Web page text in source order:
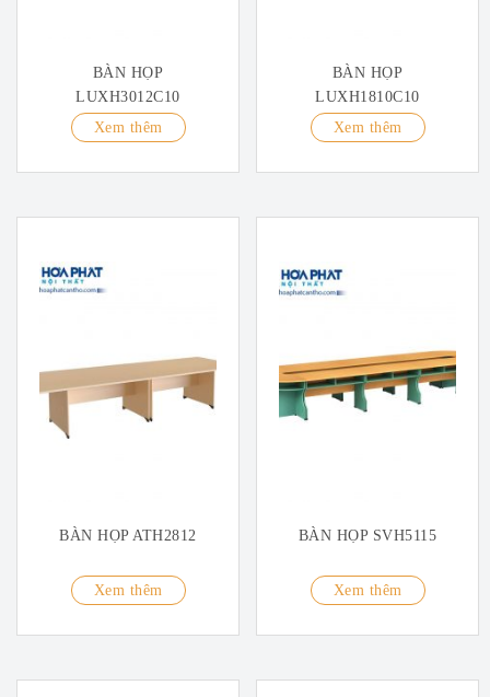
BÀN HỌP
LUXH3012C10
Xem thêm
BÀN HỌP
LUXH1810C10
Xem thêm
BÀN HỌP ATH2812
Xem thêm
BÀN HỌP SVH5115
Xem thêm